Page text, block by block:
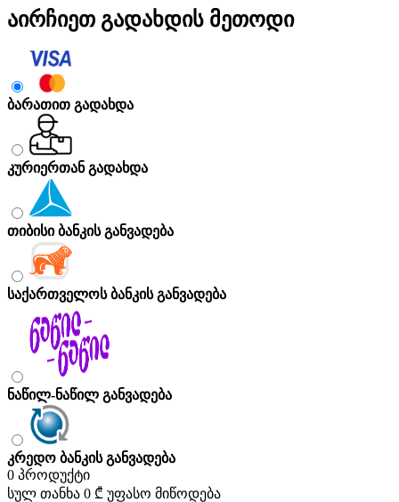
აირჩიეთ გადახდის მეთოდი
ბარათით გადახდა
კურიერთან გადახდა
თიბისი ბანკის განვადება
საქართველოს ბანკის განვადება
ნაწილ-ნაწილ განვადება
კრედო ბანკის განვადება
0 პროდუქტი
სულ თანხა 0 ₾ უფასო მიწოდება